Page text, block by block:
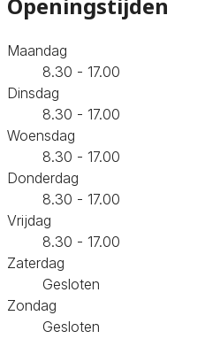
Maandag
8.30 - 17.00
Dinsdag
8.30 - 17.00
Woensdag
8.30 - 17.00
Donderdag
8.30 - 17.00
Vrijdag
8.30 - 17.00
Zaterdag
Gesloten
Zondag
Gesloten